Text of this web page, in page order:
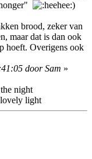
)
brood, zeker van
maar dat is dan ook
hoeft. Overigens ook
door Sam »
night
light